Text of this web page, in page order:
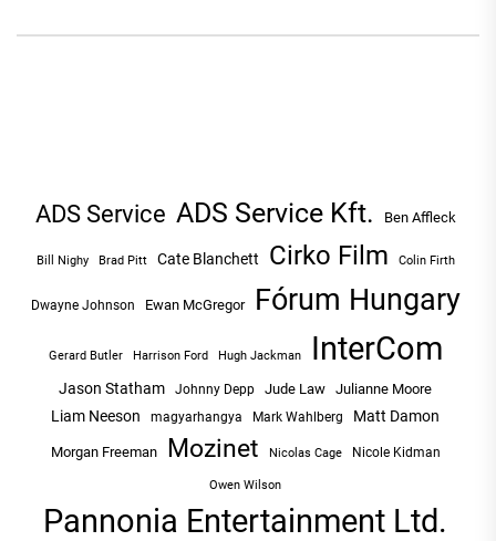
ADS Service ADS Service Kft. Ben Affleck
Bill Nighy Brad Pitt Cate Blanchett Cirko Film Colin Firth
Dwayne Johnson Ewan McGregor Fórum Hungary
Gerard Butler Harrison Ford Hugh Jackman InterCom
Jason Statham Johnny Depp Jude Law Julianne Moore
Liam Neeson magyarhangya Mark Wahlberg Matt Damon
Morgan Freeman Mozinet Nicolas Cage Nicole Kidman
Owen Wilson
Pannonia Entertainment Ltd.